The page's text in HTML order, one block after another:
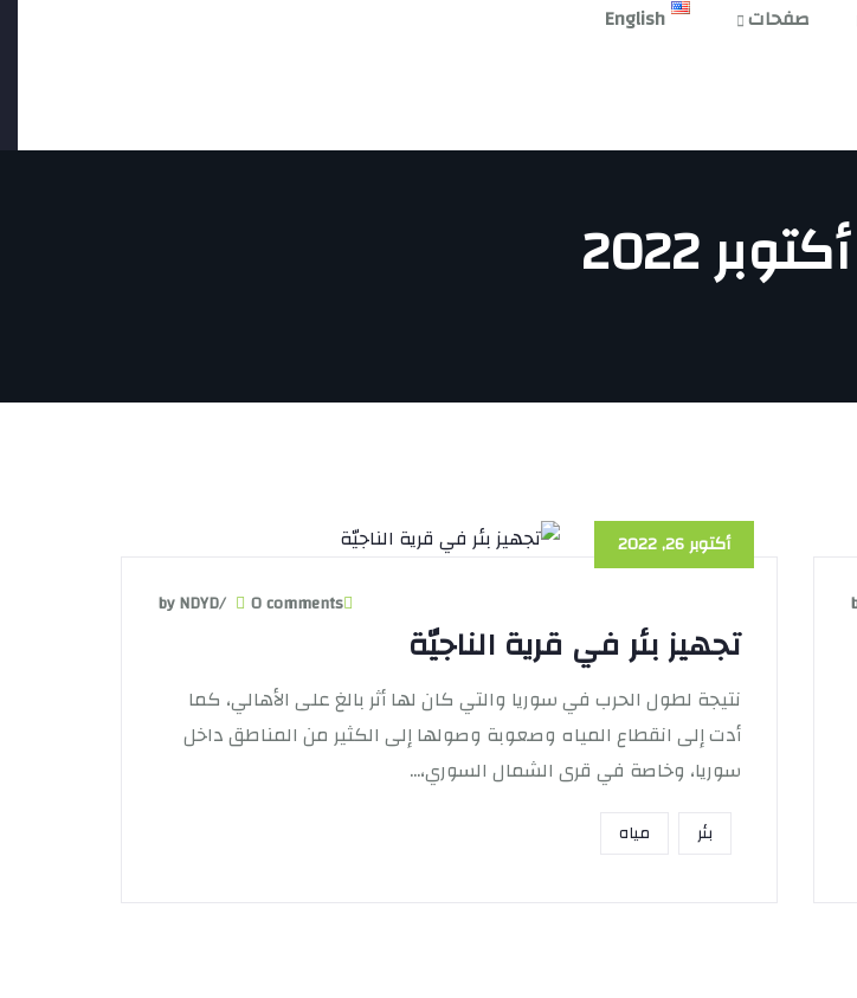
English صفحات
أكتوبر 2022
أكتوبر 26, 2022
by NDYD/ 0 comments
تجهيز بئر في قرية الناجيّة
نتيجة لطول الحرب في سوريا والتي كان لها أثر بالغ على الأهالي، كما
أدت إلى انقطاع المياه وصعوبة وصولها إلى الكثير من المناطق داخل
سوريا، وخاصة في قرى الشمال السوري،...
بئر مياه